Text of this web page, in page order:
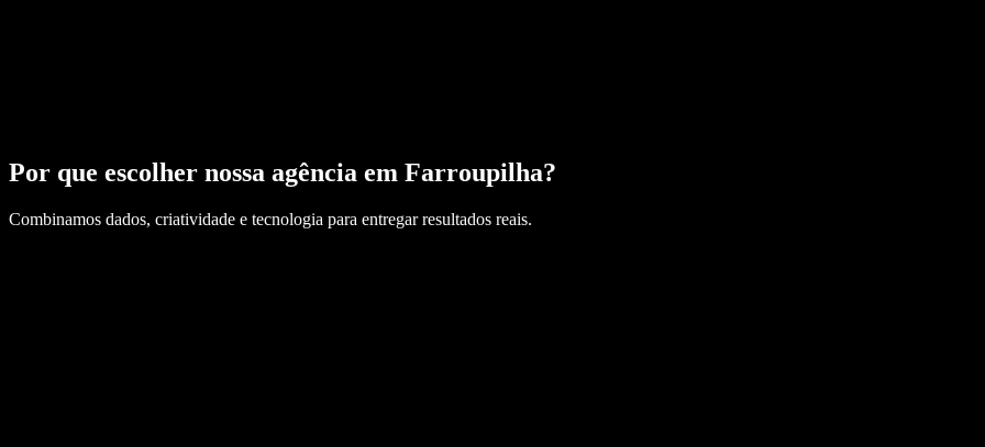
Por que escolher nossa agência em Farroupilha?
Combinamos dados, criatividade e tecnologia para entregar resultados reais.